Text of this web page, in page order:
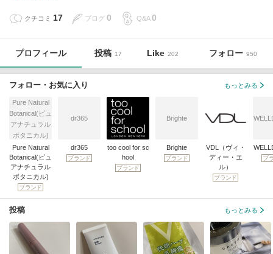
クチコミ 17 ブログ 0 Q&A 0
プロフィール 投稿 17 Like 202 フォロー 950
フォロー・お気に入り もっとみる
Pure Natural
Botanical(ピュ
アナチュラル
ボタニカル)
Pure Natural
Botanical(ピュ
アナチュラル
ボタニカル)
ブランド
dr365
dr365
ブランド
too cool for sc
hool
ブランド
Brighte
Brighte
ブランド
VDL（ヴィ・
ディー・エ
ル）
ブランド
ブ
投稿 もっとみる